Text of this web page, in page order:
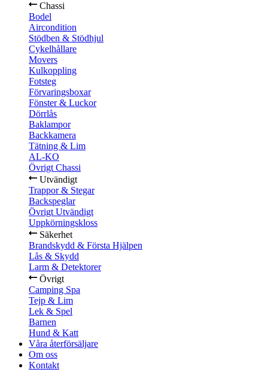
Chassi
Bodel
Aircondition
Stödben & Stödhjul
Cykelhållare
Movers
Kulkoppling
Fotsteg
Förvaringsboxar
Fönster & Luckor
Dörrlås
Baklampor
Backkamera
Tätning & Lim
AL-KO
Övrigt Chassi
Utvändigt
Trappor & Stegar
Backspeglar
Övrigt Utvändigt
Uppkörningskloss
Säkerhet
Brandskydd & Första Hjälpen
Lås & Skydd
Larm & Detektorer
Övrigt
Camping Spa
Tejp & Lim
Lek & Spel
Barnen
Hund & Katt
Våra återförsäljare
Om oss
Kontakt